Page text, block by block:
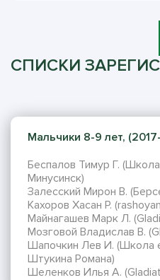
СПИСКИ
Мальчики 8-9 лет,
Беспалов Тимур Г.
Минусинск)
Залесский Мирон В.
Кахоров Хасан Р.
Майнагашев Марк Л.
Мозговой Владислав В.
Шапочкин Лев И. (Школа
Штукина Романа)
Шеленков Илья А.